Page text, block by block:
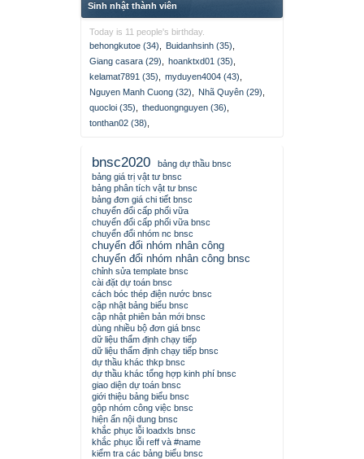
Sinh nhật thành viên
Today is 11 people's birthday.
behongkutoe (34)
Buidanhsinh (35)
Giang casara (29)
hoanktxd01 (35)
kelamat7891 (35)
myduyen4004 (43)
Nguyen Manh Cuong (32)
Nhã Quyên (29)
quocloi (35)
theduongnguyen (36)
tonthan02 (38)
bnsc2020
bảng dự thầu bnsc
bảng giá trị vật tư bnsc
bảng phân tích vật tư bnsc
bảng đơn giá chi tiết bnsc
chuyển đổi cấp phối vữa
chuyển đổi cấp phối vữa bnsc
chuyển đổi nhóm nc bnsc
chuyển đổi nhóm nhân công
chuyển đổi nhóm nhân công bnsc
chỉnh sửa template bnsc
cài đặt dự toán bnsc
cách bóc thép điện nước bnsc
cập nhật bảng biểu bnsc
cập nhật phiên bản mới bnsc
dùng nhiều bộ đơn giá bnsc
dữ liệu thẩm định chạy tiếp
dữ liệu thẩm định chạy tiếp bnsc
dự thầu khác thkp bnsc
dự thầu khác tổng hợp kinh phí bnsc
giao diện dự toán bnsc
giới thiệu bảng biểu bnsc
gộp nhóm công việc bnsc
hiện ẩn nội dung bnsc
khắc phục lỗi loadxls bnsc
khắc phục lỗi reff và #name
kiểm tra các bảng biểu bnsc